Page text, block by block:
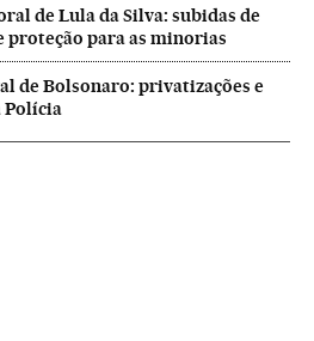
de Lula da Silva: subidas de
proteção para as minorias
de Bolsonaro: privatizações e
Polícia